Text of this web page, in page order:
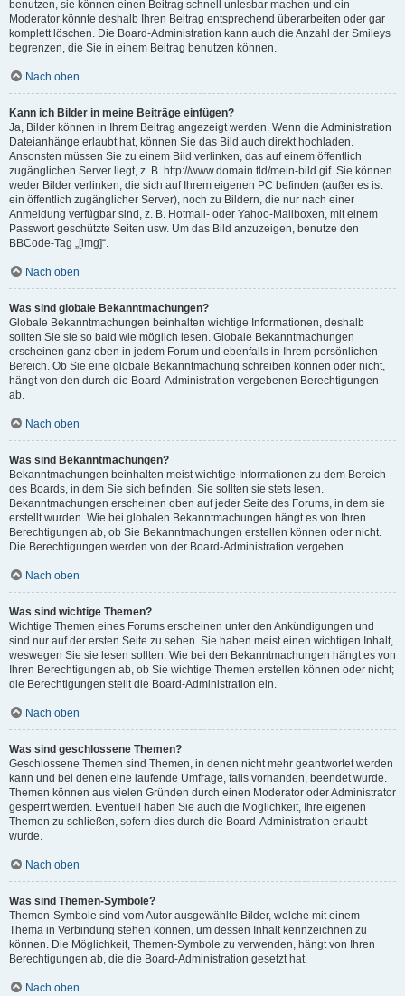
benutzen, sie können einen Beitrag schnell unlesbar machen und ein
Moderator könnte deshalb Ihren Beitrag entsprechend überarbeiten oder gar
komplett löschen. Die Board-Administration kann auch die Anzahl der Smileys
begrenzen, die Sie in einem Beitrag benutzen können.
Nach oben
Kann ich Bilder in meine Beiträge einfügen?
Ja, Bilder können in Ihrem Beitrag angezeigt werden. Wenn die Administration
Dateianhänge erlaubt hat, können Sie das Bild auch direkt hochladen.
Ansonsten müssen Sie zu einem Bild verlinken, das auf einem öffentlich
zugänglichen Server liegt, z. B. http://www.domain.tld/mein-bild.gif. Sie können
weder Bilder verlinken, die sich auf Ihrem eigenen PC befinden (außer es ist
ein öffentlich zugänglicher Server), noch zu Bildern, die nur nach einer
Anmeldung verfügbar sind, z. B. Hotmail- oder Yahoo-Mailboxen, mit einem
Passwort geschützte Seiten usw. Um das Bild anzuzeigen, benutze den
BBCode-Tag „[img]“.
Nach oben
Was sind globale Bekanntmachungen?
Globale Bekanntmachungen beinhalten wichtige Informationen, deshalb
sollten Sie sie so bald wie möglich lesen. Globale Bekanntmachungen
erscheinen ganz oben in jedem Forum und ebenfalls in Ihrem persönlichen
Bereich. Ob Sie eine globale Bekanntmachung schreiben können oder nicht,
hängt von den durch die Board-Administration vergebenen Berechtigungen
ab.
Nach oben
Was sind Bekanntmachungen?
Bekanntmachungen beinhalten meist wichtige Informationen zu dem Bereich
des Boards, in dem Sie sich befinden. Sie sollten sie stets lesen.
Bekanntmachungen erscheinen oben auf jeder Seite des Forums, in dem sie
erstellt wurden. Wie bei globalen Bekanntmachungen hängt es von Ihren
Berechtigungen ab, ob Sie Bekanntmachungen erstellen können oder nicht.
Die Berechtigungen werden von der Board-Administration vergeben.
Nach oben
Was sind wichtige Themen?
Wichtige Themen eines Forums erscheinen unter den Ankündigungen und
sind nur auf der ersten Seite zu sehen. Sie haben meist einen wichtigen Inhalt,
weswegen Sie sie lesen sollten. Wie bei den Bekanntmachungen hängt es von
Ihren Berechtigungen ab, ob Sie wichtige Themen erstellen können oder nicht;
die Berechtigungen stellt die Board-Administration ein.
Nach oben
Was sind geschlossene Themen?
Geschlossene Themen sind Themen, in denen nicht mehr geantwortet werden
kann und bei denen eine laufende Umfrage, falls vorhanden, beendet wurde.
Themen können aus vielen Gründen durch einen Moderator oder Administrator
gesperrt werden. Eventuell haben Sie auch die Möglichkeit, Ihre eigenen
Themen zu schließen, sofern dies durch die Board-Administration erlaubt
wurde.
Nach oben
Was sind Themen-Symbole?
Themen-Symbole sind vom Autor ausgewählte Bilder, welche mit einem
Thema in Verbindung stehen können, um dessen Inhalt kennzeichnen zu
können. Die Möglichkeit, Themen-Symbole zu verwenden, hängt von Ihren
Berechtigungen ab, die die Board-Administration gesetzt hat.
Nach oben